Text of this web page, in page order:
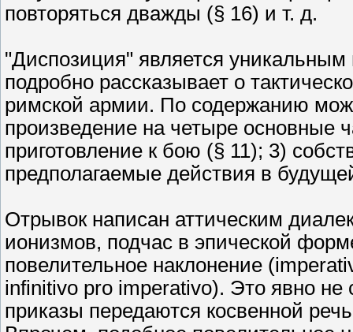
повторяться дважды (§ 16) и т. д.
"Диспозиция" является
подробно рассказывает о
римской армии. По содержанию
произведение на четыре основные
приготовление к бою (§ 11); 3)
предполагаемые действия в
Отрывок написан аттическим
ионизмов, подчас в эпической
повелительное наклонение
infinitivo pro imperativo). Это явно не
приказы передаются косвенной